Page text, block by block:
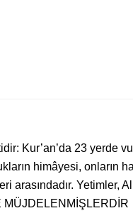
Kur’an’da 23 yerde
himâyesi, onların
arasındadır. Yetimler,